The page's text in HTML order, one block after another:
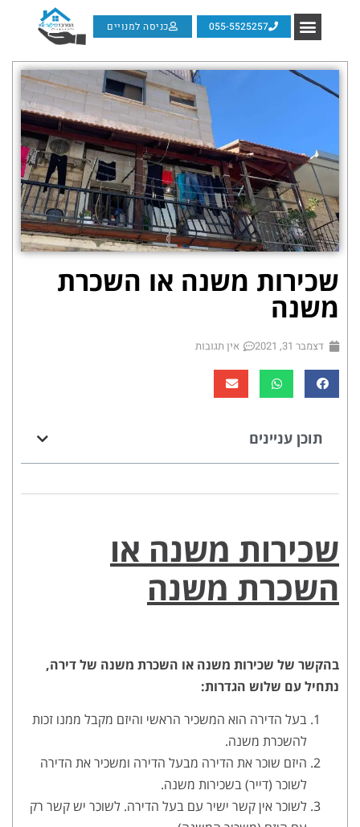
055-5525257 כניסה למנויים
שכירות משנה או השכרת
משנה
דצמבר 31, 2021 אין תגובות
תוכן עניינים
שכירות משנה או
השכרת משנה
בהקשר של שכירות משנה או השכרת משנה של דירה,
נתחיל עם שלוש הגדרות:
בעל הדירה הוא המשכיר הראשי והיזם מקבל ממנו זכות
להשכרת משנה.
היזם שוכר את הדירה מבעל הדירה ומשכיר את הדירה
לשוכר (דייר) בשכירות משנה.
לשוכר אין קשר ישיר עם בעל הדירה. לשוכר יש קשר רק